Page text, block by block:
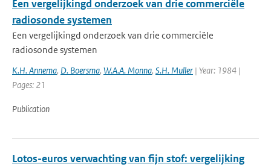
Een vergelijkingd onderzoek van drie commerciële
radiosonde systemen
Een vergelijkingd onderzoek van drie commerciële
radiosonde systemen
K.H. Annema, D. Boersma, W.A.A. Monna, S.H. Muller | Year: 1984 |
Pages: 21
Publication
Lotos-euros verwachting van fijn stof: vergelijking